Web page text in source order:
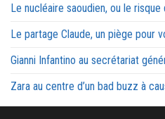
Le nucléaire saoudien, ou le risque
Le partage Claude, un piège pour
Gianni Infantino au secrétariat
Zara au centre d’un bad buzz à